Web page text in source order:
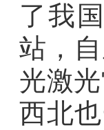
了我
站，
光激
西北